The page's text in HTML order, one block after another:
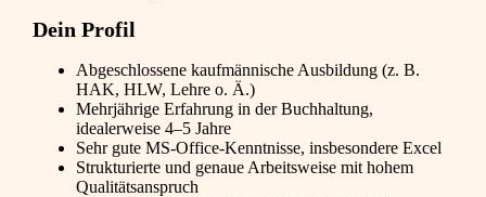
Dein Profil
Abgeschlossene kaufmännische Ausbildung (z. B.
HAK, HLW, Lehre o. Ä.)
Mehrjährige Erfahrung in der Buchhaltung,
idealerweise 4–5 Jahre
Sehr gute MS-Office-Kenntnisse, insbesondere Excel
Strukturierte und genaue Arbeitsweise mit hohem
Qualitätsanspruch